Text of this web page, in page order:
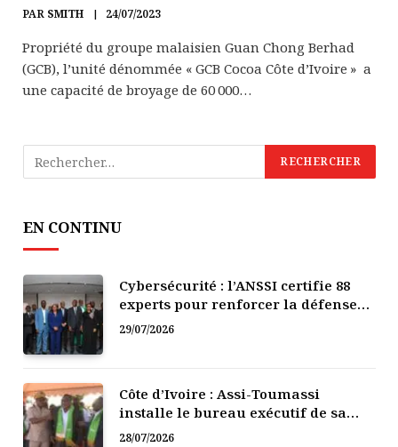
PAR SMITH 24/07/2023
Propriété du groupe malaisien Guan Chong Berhad
(GCB), l’unité dénommée « GCB Cocoa Côte d’Ivoire » a
une capacité de broyage de 60 000…
EN CONTINU
Cybersécurité : l’ANSSI certifie 88
experts pour renforcer la défense
numérique de la Côte d’Ivoire
29/07/2026
Côte d’Ivoire : Assi-Toumassi
installe le bureau exécutif de sa
mutuelle de développement
28/07/2026